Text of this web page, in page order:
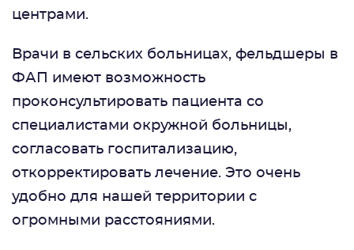
центрами.
Врачи в сельских больницах, фельдшеры в
ФАП имеют возможность
проконсультировать пациента со
специалистами окружной больницы,
согласовать госпитализацию,
откорректировать лечение. Это очень
удобно для нашей территории с
огромными расстояниями.